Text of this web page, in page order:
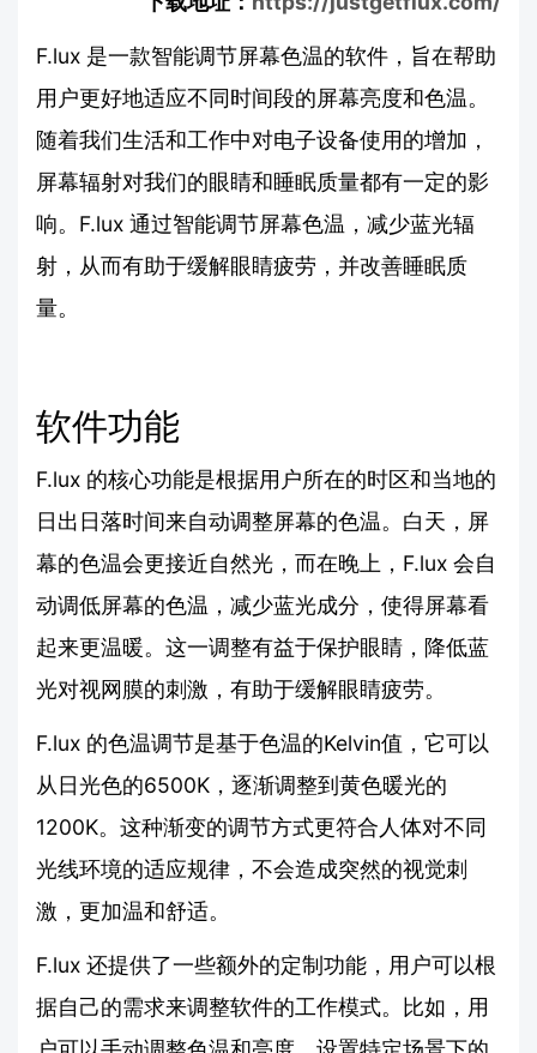
F.lux 是一款智能调节屏幕色温的软件，旨在帮助
用户更好地适应不同时间段的屏幕亮度和色温。
随着我们生活和工作中对电子设备使用的增加，
屏幕辐射对我们的眼睛和睡眠质量都有一定的影
响。F.lux 通过智能调节屏幕色温，减少蓝光辐
射，从而有助于缓解眼睛疲劳，并改善睡眠质
量。
软件功能
F.lux 的核心功能是根据用户所在的时区和当地的
日出日落时间来自动调整屏幕的色温。白天，屏
幕的色温会更接近自然光，而在晚上，F.lux 会自
动调低屏幕的色温，减少蓝光成分，使得屏幕看
起来更温暖。这一调整有益于保护眼睛，降低蓝
光对视网膜的刺激，有助于缓解眼睛疲劳。
F.lux 的色温调节是基于色温的Kelvin值，它可以
从日光色的6500K，逐渐调整到黄色暖光的
1200K。这种渐变的调节方式更符合人体对不同
光线环境的适应规律，不会造成突然的视觉刺
激，更加温和舒适。
F.lux 还提供了一些额外的定制功能，用户可以根
据自己的需求来调整软件的工作模式。比如，用